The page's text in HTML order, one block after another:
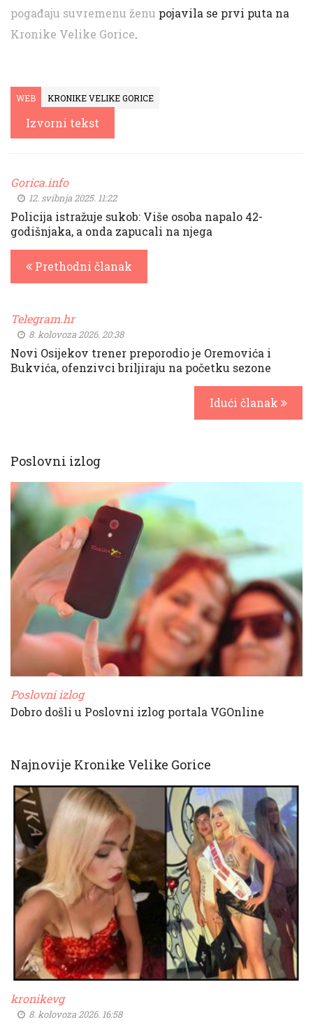
pogađaju suvremenu ženu pojavila se prvi puta na
Kronike Velike Gorice.
WEB KRONIKE VELIKE GORICE
Izvorni tekst
Gorica.info
12. svibnja 2025. 11:22
Policija istražuje sukob: Više osoba napalo 42-
godišnjaka, a onda zapucali na njega
Prethodni članak
Telegram.hr
8. kolovoza 2026. 20:38
Novi Osijekov trener preporodio je Oremovića i
Bukvića, ofenzivci briljiraju na početku sezone
Idući članak
Poslovni izlog
Poslovni izlog
Dobro došli u Poslovni izlog portala VGOnline
Najnovije Kronike Velike Gorice
kronikevg
8. kolovoza 2026. 16:58